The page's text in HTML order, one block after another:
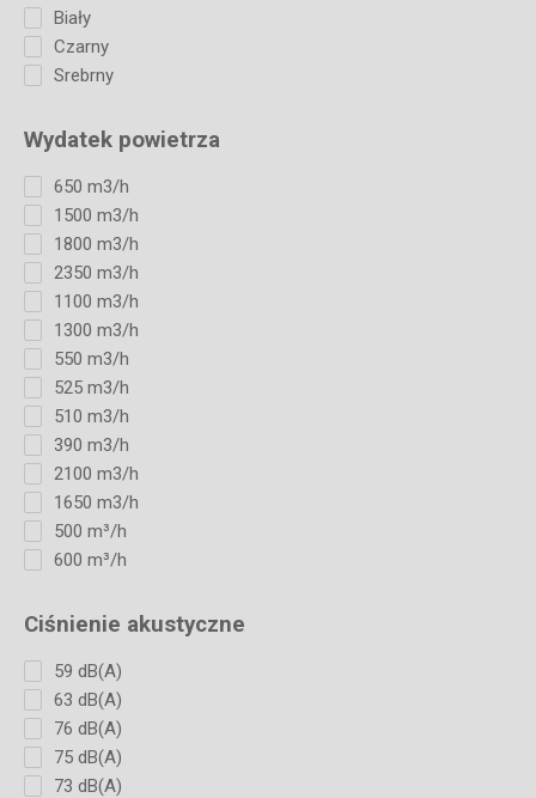
Biały
Czarny
Srebrny
Wydatek powietrza
650 m3/h
1500 m3/h
1800 m3/h
2350 m3/h
1100 m3/h
1300 m3/h
550 m3/h
525 m3/h
510 m3/h
390 m3/h
2100 m3/h
1650 m3/h
500 m³/h
600 m³/h
Ciśnienie akustyczne
59 dB(A)
63 dB(A)
76 dB(A)
75 dB(A)
73 dB(A)